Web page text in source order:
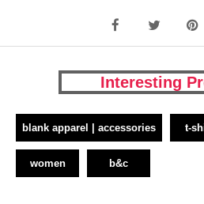
Interesting
blank apparel | accessories t-
women b&c